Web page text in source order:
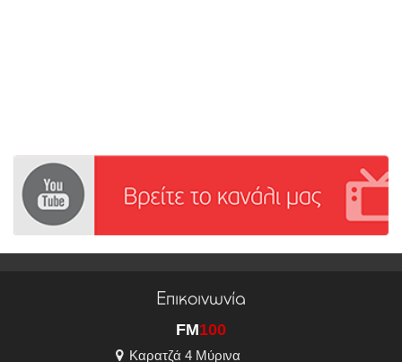
Επικοινωνία
FM100
Καρατζά 4 Μύρινα